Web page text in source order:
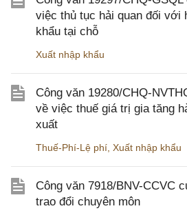
việc thủ tục hải quan đối với
khẩu tại chỗ
Xuất nhập khẩu
Công văn 19280/CHQ-
về việc thuế giá trị gia tăng
xuất
Thuế-Phí-Lệ phí Xuất nhập khẩu
Công văn 7918/BNV-CCVC
trao đổi chuyên môn